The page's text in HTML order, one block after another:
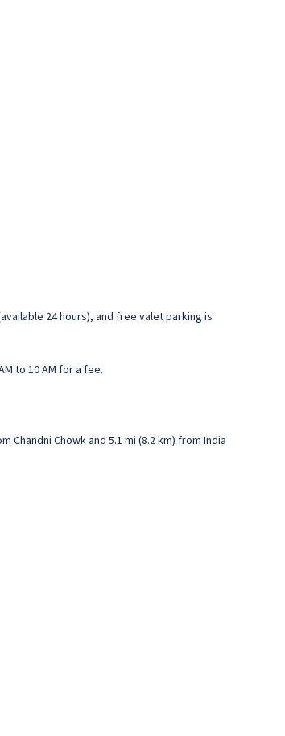
24 hours), and free valet parking is
to 10 AM for a fee.
Chandni Chowk and 5.1 mi (8.2 km) from India